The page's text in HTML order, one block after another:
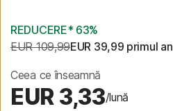
REDUCERE* 63%
EUR 109,99EUR 39,99 primul an
Ceea ce înseamnă
EUR 3,33/lună